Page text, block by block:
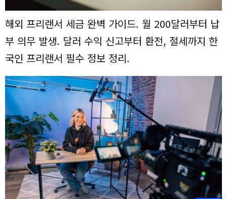
해외 프리랜서 세금 완벽 가이드. 월 200달러부터 납
부 의무 발생. 달러 수익 신고부터 환전, 절세까지 한
국인 프리랜서 필수 정보 정리.